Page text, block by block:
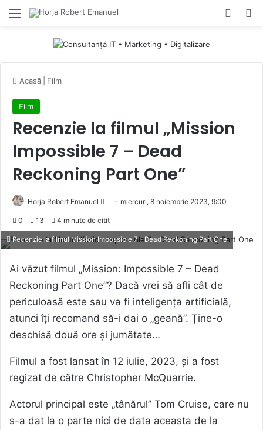
Menu
Acasă Film
Film
Recenzie la filmul „Mission
Impossible 7 – Dead
Reckoning Part One”
Horja Robert Emanuel
Send
email
miercuri, 8 noiembrie 2023, 9:00
0 13 4 minute de citit
Recenzie la filmul Mission Impossible 7 - Dead Reckoning Part One
Ai văzut filmul „Mission: Impossible 7 – Dead
Reckoning Part One”? Dacă vrei să afli cât de
periculoasă este sau va fi inteligența artificială,
atunci îți recomand să-i dai o „geană”. Ține-o
deschisă două ore și jumătate…
Filmul a fost lansat în 12 iulie, 2023, și a fost
regizat de către Christopher McQuarrie.
Actorul principal este „tânărul” Tom Cruise, care nu
s-a dat la o parte nici de data aceasta de la